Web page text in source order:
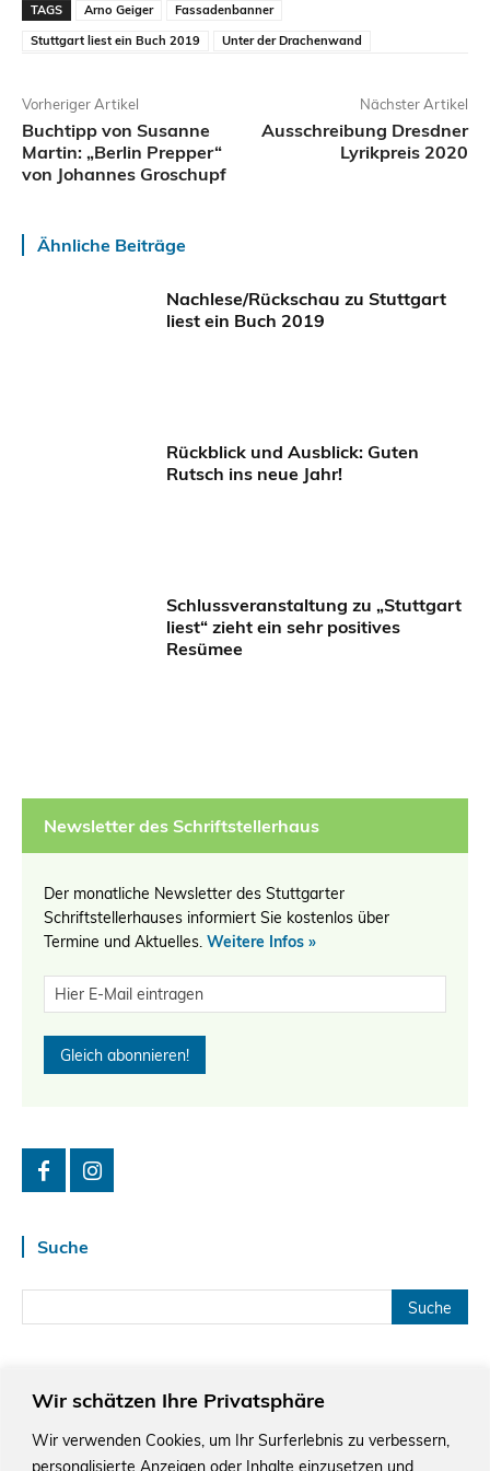
Wir schätzen Ihre Privatsphäre
Wir verwenden Cookies, um Ihr Surferlebnis zu verbessern,
personalisierte Anzeigen oder Inhalte einzusetzen und
TAGS Arno Geiger
Fassadenbanner
Stuttgart liest ein Buch 2019
Unter der Drachenwand
Vorheriger Artikel
Buchtipp von Susanne
Martin: „Berlin Prepper“
von Johannes Groschupf
Nächster Artikel
Ausschreibung Dresdner
Lyrikpreis 2020
Ähnliche Beiträge
Nachlese/Rückschau zu Stuttgart
liest ein Buch 2019
Rückblick und Ausblick: Guten
Rutsch ins neue Jahr!
Schlussveranstaltung zu „Stuttgart
liest“ zieht ein sehr positives
Resümee
Newsletter des Schriftstellerhaus
Der monatliche Newsletter des Stuttgarter
Schriftstellerhauses informiert Sie kostenlos über
Termine und Aktuelles. Weitere Infos »
Suche